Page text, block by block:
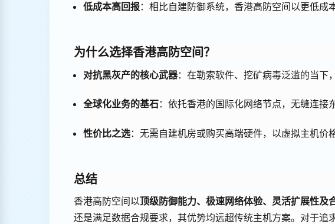
低成本高回报：相比自建防御系统，香港高防空间以更低
为什么选择香港高防空间？
对抗黑灰产的核心武器：在勒索软件、挖矿病毒泛滥的当下
全球化业务的基石：依托香港的国际化网络节点，无缝连接
性价比之选：无需自建机房或购买高端硬件，以虚拟主机价
总结
香港高防空间以顶级防御能力、极速网络体验、灵活扩展性及
还是满足数据合规要求，其优势均远超传统主机方案。对于